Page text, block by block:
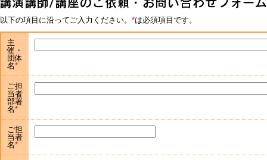
以下の項目に沿ってご入力ください。 は必須項目です。
主
催・
団体
名
ご担
当者
部署
名
ご担
当者
名